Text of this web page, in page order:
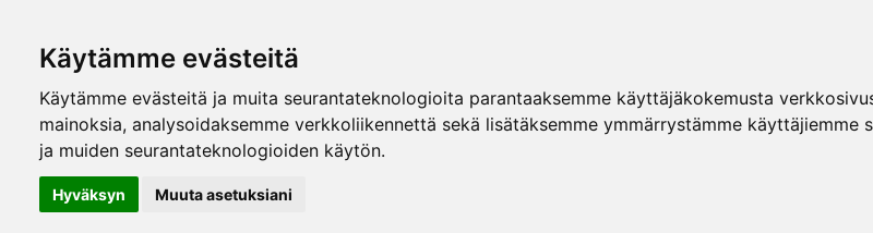
Käytämme evästeitä
Käytämme evästeitä ja muita seurantateknologioita parantaaksemme käyttäjäkokemusta
mainoksia, analysoidaksemme verkkoliikennettä sekä lisätäksemme ymmärrystämme
ja muiden seurantateknologioiden käytön.
Hyväksyn Muuta asetuksiani